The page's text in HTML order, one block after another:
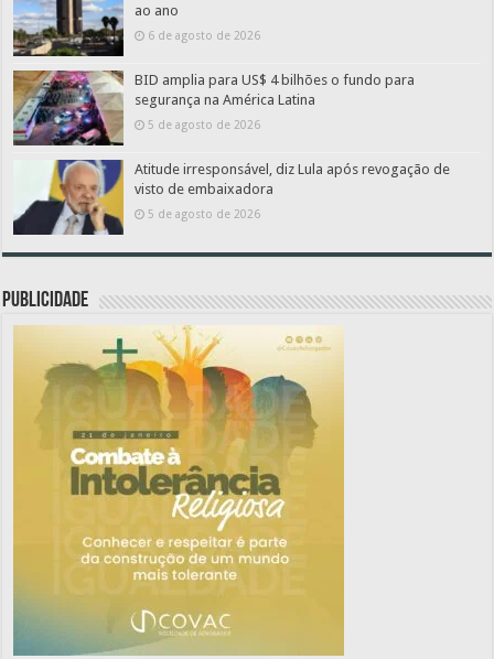
ao ano
6 de agosto de 2026
BID amplia para US$ 4 bilhões o fundo para
segurança na América Latina
5 de agosto de 2026
Atitude irresponsável, diz Lula após revogação de
visto de embaixadora
5 de agosto de 2026
PUBLICIDADE